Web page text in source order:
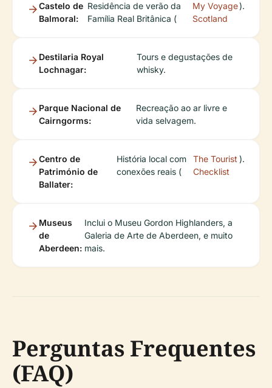
Castelo de
Balmoral:
Residência de verão da
Família Real Britânica (
My Voyage
Scotland
).
Destilaria Royal
Lochnagar:
Tours e degustações de
whisky.
Parque Nacional de
Cairngorms:
Recreação ao ar livre e
vida selvagem.
Centro de
Património de
Ballater:
História local com
conexões reais (
The Tourist
Checklist
).
Museus
de
Aberdeen:
Inclui o Museu Gordon Highlanders, a
Galeria de Arte de Aberdeen, e muito
mais.
Perguntas Frequentes
(FAQ)